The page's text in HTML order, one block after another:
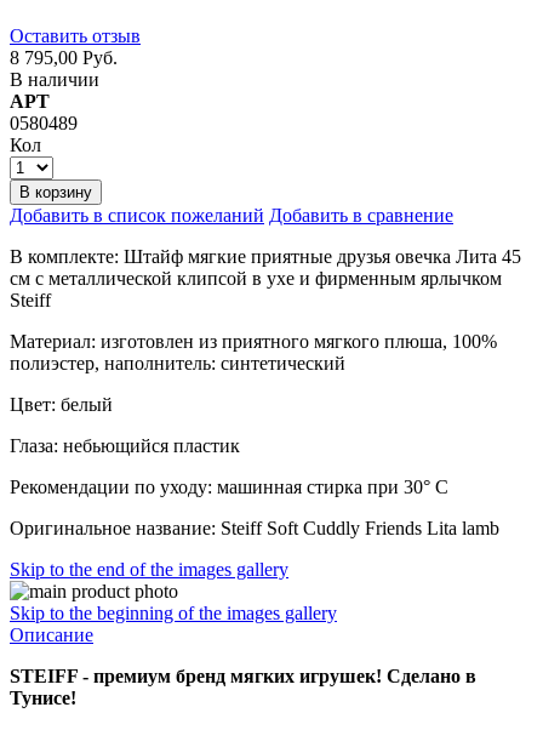
Оставить отзыв
8 795,00 Руб.
В наличии
АРТ
0580489
Кол
В корзину
Добавить в список пожеланий Добавить в сравнение
В комплекте: Штайф мягкие приятные друзья овечка Лита 45
см с металлической клипсой в ухе и фирменным ярлычком
Steiff
Материал: изготовлен из приятного мягкого плюша, 100%
полиэстер, наполнитель: синтетический
Цвет: белый
Глаза: небьющийся пластик
Рекомендации по уходу: машинная стирка при 30° C
Оригинальное название: Steiff Soft Cuddly Friends Lita lamb
Skip to the end of the images gallery
Skip to the beginning of the images gallery
Описание
STEIFF - премиум бренд мягких игрушек! Сделано в
Тунисе!